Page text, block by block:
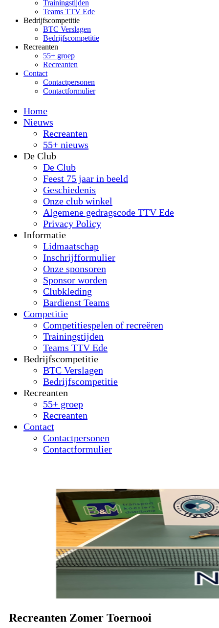
Trainingstijden
Teams TTV Ede
Bedrijfscompetitie
BTC Verslagen
Bedrijfscompetitie
Recreanten
55+ groep
Recreanten
Contact
Contactpersonen
Contactformulier
Home
Nieuws
Recreanten
55+ nieuws
De Club
De Club
Feest 75 jaar in beeld
Geschiedenis
Onze club winkel
Algemene gedragscode TTV Ede
Privacy Policy
Informatie
Lidmaatschap
Inschrijfformulier
Onze sponsoren
Sponsor worden
Clubkleding
Bardienst Teams
Competitie
Competitiespelen of recreëren
Trainingstijden
Teams TTV Ede
Bedrijfscompetitie
BTC Verslagen
Bedrijfscompetitie
Recreanten
55+ groep
Recreanten
Contact
Contactpersonen
Contactformulier
Recreanten Zomer Toernooi